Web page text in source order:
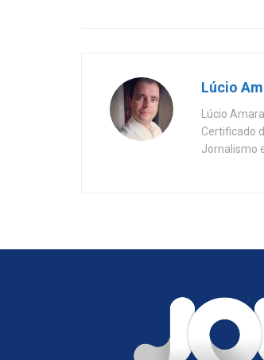
Lúcio
Lúcio
Certificado
Jornalismo